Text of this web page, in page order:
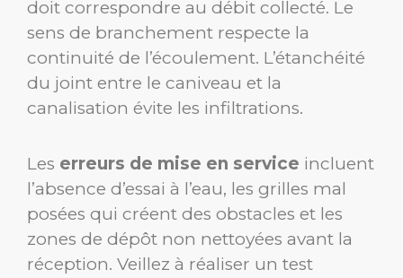
doit correspondre au débit collecté. Le
sens de branchement respecte la
continuité de l’écoulement. L’étanchéité
du joint entre le caniveau et la
canalisation évite les infiltrations.
Les erreurs de mise en service incluent
l’absence d’essai à l’eau, les grilles mal
posées qui créent des obstacles et les
zones de dépôt non nettoyées avant la
réception. Veillez à réaliser un test